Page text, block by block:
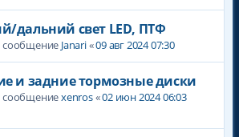
дальний свет LED, ПТФ
сообщение Janari«09 авг 2024 07:30
и задние тормозные диски
сообщениеxenros«02 июн 2024 06:03